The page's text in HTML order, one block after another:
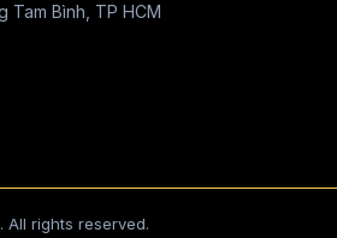
Tam Bình, TP HCM
All rights reserved.